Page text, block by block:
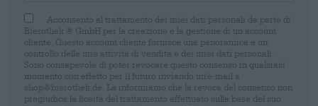
Acconsento al trattamento dei miei dati personali da parte di
Bierothek ® GmbH per la creazione e la gestione di un account
cliente. Questo account cliente fornisce una panoramica e un
controllo delle mie attività di vendita e dei miei dati personali.
Sono consapevole di poter revocare questo consenso in qualsiasi
momento con effetto per il futuro inviando un'e-mail a
shop@bierothek.de. La informiamo che la revoca del consenso non
pregiudica la liceità del trattamento effettuato sulla base del suo